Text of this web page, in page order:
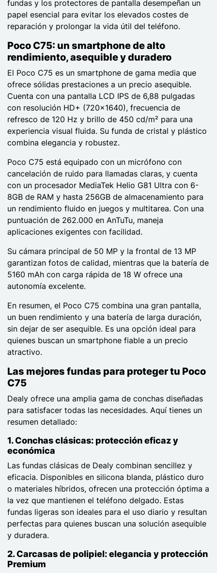
fundas y los protectores de pantalla desempeñan un
papel esencial para evitar los elevados costes de
reparación y prolongar la vida útil del teléfono.
Poco C75: un smartphone de alto
rendimiento, asequible y duradero
El Poco C75 es un smartphone de gama media que
ofrece sólidas prestaciones a un precio asequible.
Cuenta con una pantalla LCD IPS de 6,88 pulgadas
con resolución HD+ (720x1640), frecuencia de
refresco de 120 Hz y brillo de 450 cd/m² para una
experiencia visual fluida. Su funda de cristal y plástico
combina elegancia y robustez.
Poco C75 está equipado con un micrófono con
cancelación de ruido para llamadas claras, y cuenta
con un procesador MediaTek Helio G81 Ultra con 6-
8GB de RAM y hasta 256GB de almacenamiento para
un rendimiento fluido en juegos y multitarea. Con una
puntuación de 262.000 en AnTuTu, maneja
aplicaciones exigentes con facilidad.
Su cámara principal de 50 MP y la frontal de 13 MP
garantizan fotos de calidad, mientras que la batería de
5160 mAh con carga rápida de 18 W ofrece una
autonomía excelente.
En resumen, el Poco C75 combina una gran pantalla,
un buen rendimiento y una batería de larga duración,
sin dejar de ser asequible. Es una opción ideal para
quienes buscan un smartphone fiable a un precio
atractivo.
Las mejores fundas para proteger tu Poco
C75
Dealy ofrece una amplia gama de conchas diseñadas
para satisfacer todas las necesidades. Aquí tienes un
resumen detallado:
1. Conchas clásicas: protección eficaz y
económica
Las fundas clásicas de Dealy combinan sencillez y
eficacia. Disponibles en silicona blanda, plástico duro
o materiales híbridos, ofrecen una protección óptima a
la vez que mantienen el teléfono delgado. Estas
fundas ligeras son ideales para el uso diario y resultan
perfectas para quienes buscan una solución asequible
y duradera.
2. Carcasas de polipiel: elegancia y protección
Premium